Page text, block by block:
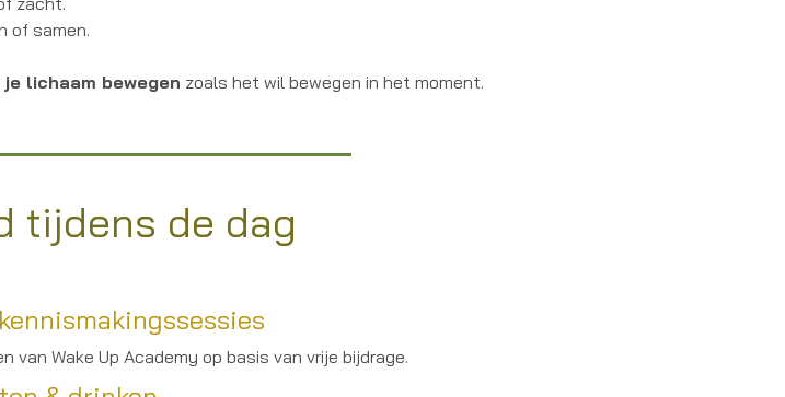
of samen.
lichaam bewegen zoals het wil bewegen in het moment.
tijdens de dag
Wake Up Academy op basis van vrije bijdrage.